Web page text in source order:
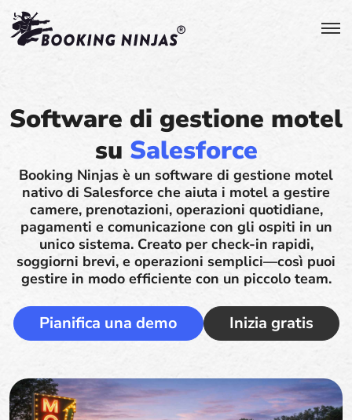
Software di gestione motel
su Salesforce
Booking Ninjas è un software di gestione motel
nativo di Salesforce che aiuta i motel a gestire
camere, prenotazioni, operazioni quotidiane,
pagamenti e comunicazione con gli ospiti in un
unico sistema. Creato per check-in rapidi,
soggiorni brevi, e operazioni semplici—così puoi
gestire in modo efficiente con un piccolo team.
Pianifica una demo Inizia gratis